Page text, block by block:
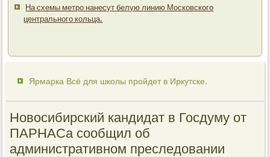
На схемы метро нанесут белую линию Московского
центрального кольца.
Ярмарка Всё для школы пройдет в Иркутске.
Новосибирский кандидат в Госдуму от
ПАРНАСа сообщил об
административном преследовании